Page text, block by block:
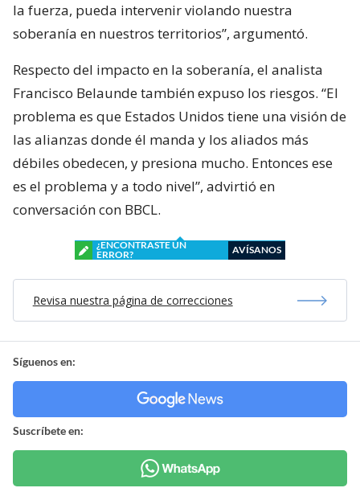
la fuerza, pueda intervenir violando nuestra
soberanía en nuestros territorios”, argumentó.
Respecto del impacto en la soberanía, el analista
Francisco Belaunde también expuso los riesgos. “El
problema es que Estados Unidos tiene una visión de
las alianzas donde él manda y los aliados más
débiles obedecen, y presiona mucho. Entonces ese
es el problema y a todo nivel”, advirtió en
conversación con BBCL.
¿ENCONTRASTE UN
ERROR?
AVÍSANOS
Revisa nuestra página de correcciones
Síguenos en:
Suscríbete en: